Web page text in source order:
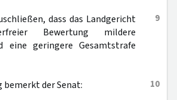
9
dass das Landgericht
Bewertung mildere
eine geringere Gesamtstrafe
10
der Senat: